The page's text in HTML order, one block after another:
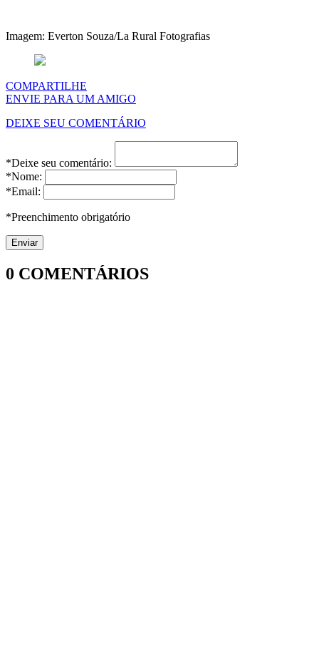
Imagem: Everton Souza/La Rural Fotografias
COMPARTILHE
ENVIE PARA UM AMIGO
DEIXE SEU COMENTÁRIO
*Deixe seu comentário:
*Nome:
*Email:
*Preenchimento obrigatório
0 COMENTÁRIOS